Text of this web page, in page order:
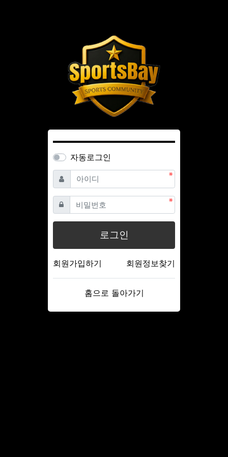
자동로그인
아이디 필수
비밀번호필수
로그인
회원가입하기 회원정보찾기
홈으로 돌아가기